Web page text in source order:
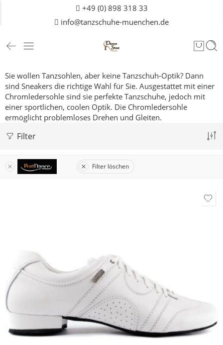
+49 (0) 898 318 33
info@tanzschuhe-muenchen.de
Sie wollen Tanzsohlen, aber keine Tanzschuh-Optik? Dann
sind Sneakers die richtige Wahl für Sie. Ausgestattet mit einer
Chromledersohle sind sie perfekte Tanzschuhe, jedoch mit
einer sportlichen, coolen Optik. Die Chromledersohle
ermöglicht problemloses Drehen und Gleiten.
Filter
Filter löschen